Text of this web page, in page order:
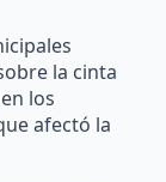
la cinta
los
afectó la